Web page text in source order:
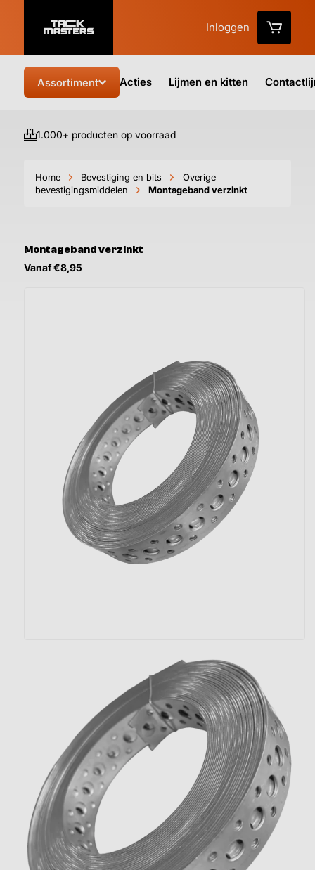
Inloggen
Assortiment Acties Lijmen en kitten
1.000+ producten op voorraad
Home Bevestiging en bits
Overige
bevestigingsmiddelen
Montageband verzinkt
Montageband verzinkt
Vanaf €8,95